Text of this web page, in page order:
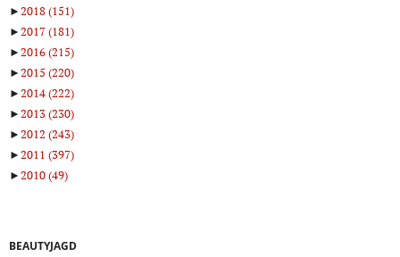
►2018(151)
►2017(181)
►2016(215)
►2015 (220)
►2014(222)
►2013(230)
►2012 (243)
►2011 (397)
►2010(49)
BEAUTYJAGD